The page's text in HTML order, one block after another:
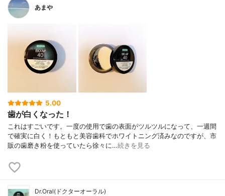
あまや
5.00
歯が白くなった！
これはすごいです。一度の使用で歯の表面がツルツルになって、一週間
で確実に白く！もともと美容歯科でホワイトニング済みなのですが、市
販の歯磨き粉を使っていたら徐々に…続きを見る
Dr.Oral(ドクターオーラル)